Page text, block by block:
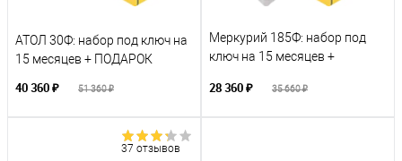
АТОЛ 30Ф: набор под ключ на
15 месяцев + ПОДАРОК
40 360 ₽ 51 360 ₽
Меркурий 185Ф: набор под
ключ на 15 месяцев +
28 360 ₽ 35 660 ₽
37 отзывов